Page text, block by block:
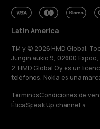
Latin America
TM y © 2026 HMD Global.
Jungin aukio 9, 02600
2. HMD Global Oy es un
teléfonos. Nokia es una
TérminosCondiciones de
ÉticaSpeak Up channel